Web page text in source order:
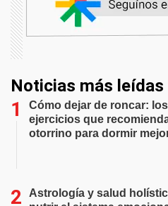
Noticias más leídas
Cómo dejar de roncar:
ejercicios que
otorrino para dormir
Astrología y salud